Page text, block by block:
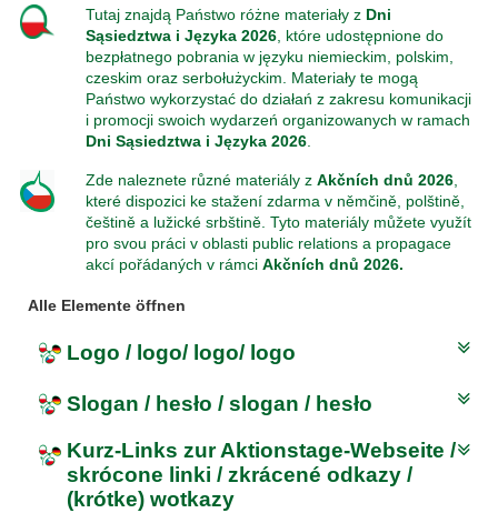
Öffentlichkeitsarbeit
Archiv
Aktionstage 2025
Aktionstage 2024
Tag der Nachbarsprachen 2023
Tutaj znajdą Państwo różne materiały z Dni
Sąsiedztwa i Języka 2026, które udostępnione do
bezpłatnego pobrania w języku niemieckim, polskim,
czeskim oraz serbołużyckim. Materiały te mogą
Państwo wykorzystać do działań z zakresu komunikacji
i promocji swoich wydarzeń organizowanych w ramach
Dni Sąsiedztwa i Języka 2026.
Zde naleznete různé materiály z Akčních dnů 2026,
které dispozici ke stažení zdarma v němčině, polštině,
češtině a lužické srbštině. Tyto materiály můžete využít
pro svou práci v oblasti public relations a propagace
akcí pořádaných v rámci Akčních dnů 2026.
Alle Elemente öffnen
Logo / logo/ logo/ logo
Slogan / hesło / slogan / hesło
Kurz-Links zur Aktionstage-Webseite /
skrócone linki / zkrácené odkazy /
(krótke) wotkazy